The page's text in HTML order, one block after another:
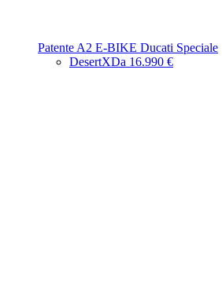
Patente A2 E-BIKE Ducati Speciale
DesertXDa 16.990 €